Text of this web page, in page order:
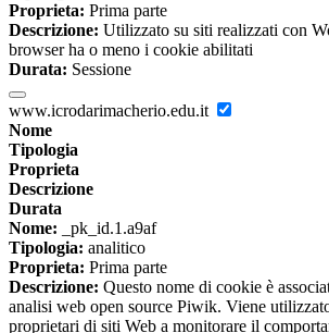
Proprieta: Prima parte
Descrizione: Utilizzato su siti realizzati con
browser ha o meno i cookie abilitati
Durata: Sessione
www.icrodarimacherio.edu.it
Nome
Tipologia
Proprieta
Descrizione
Durata
Nome: _pk_id.1.a9af
Tipologia: analitico
Proprieta: Prima parte
Descrizione: Questo nome di cookie è
analisi web open source Piwik. Viene
proprietari di siti Web a monitorare il